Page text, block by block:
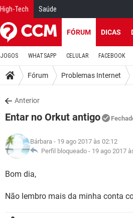
High-Tech Saúde
FÓRUM DICAS
JOGOS WHATSAPP CELULAR FACEBOOK
Fórum Problemas Internet
Anterior
Entar no Orkut antigo
Bárbara - 19 ago 2017 às 02:12
Perfil bloqueado - 19 ago 2017
Bom dia,
Não lembro mais da minha conta